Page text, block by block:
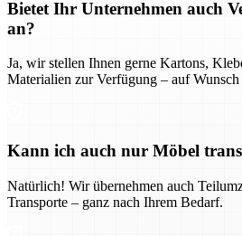
Bietet Ihr Unternehmen auch
an?
Ja, wir stellen Ihnen gerne Kartons,
Materialien zur Verfügung – auf
Kann ich auch nur Möbel
Natürlich! Wir übernehmen auch
Transporte – ganz nach Ihrem Bedarf.